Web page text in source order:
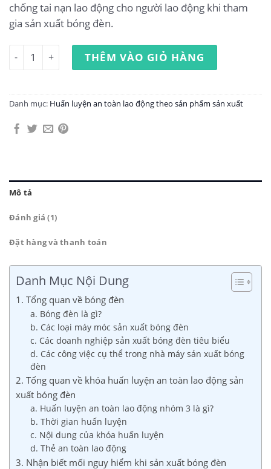
chống tai nạn lao động cho người lao động khi tham
gia sản xuất bóng đèn.
Huấn luyện an toàn lao động sản xuất bóng đèn số lượng
THÊM VÀO GIỎ HÀNG
Danh mục: Huấn luyện an toàn lao động theo sản phẩm sản xuất
Mô tả
Đánh giá (1)
Đặt hàng và thanh toán
Danh Mục Nội Dung
1. Tổng quan về bóng đèn
a. Bóng đèn là gì?
b. Các loại máy móc sản xuất bóng đèn
c. Các doanh nghiệp sản xuất bóng đèn tiêu biểu
d. Các công việc cụ thể trong nhà máy sản xuất bóng
đèn
2. Tổng quan về khóa huấn luyện an toàn lao động sản
xuất bóng đèn
a. Huấn luyện an toàn lao động nhóm 3 là gì?
b. Thời gian huấn luyện
c. Nội dung của khóa huấn luyện
d. Thẻ an toàn lao động
3. Nhận biết mối nguy hiểm khi sản xuất bóng đèn